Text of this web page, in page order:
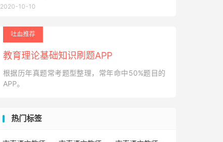
2020-10-10
吐血推荐
教育理论基础知识刷题APP
根据历年真题常考题型整理，常年命中50%题目的
APP。
热门标签